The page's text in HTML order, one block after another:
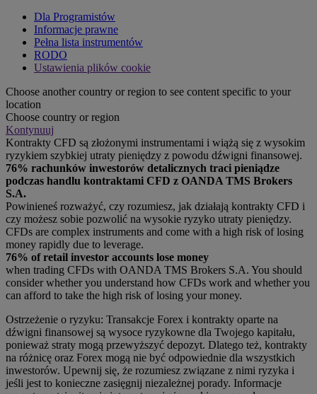
Dla Programistów
Informacje prawne
Pełna lista instrumentów
RODO
Ustawienia plików cookie
Choose another country or region to see content specific to your
location
Choose country or region
Kontynuuj
Kontrakty CFD są złożonymi instrumentami i wiążą się z wysokim
ryzykiem szybkiej utraty pieniędzy z powodu dźwigni finansowej.
76% rachunków inwestorów detalicznych traci pieniądze
podczas handlu kontraktami CFD z OANDA TMS Brokers
S.A.
Powinieneś rozważyć, czy rozumiesz, jak działają kontrakty CFD i
czy możesz sobie pozwolić na wysokie ryzyko utraty pieniędzy.
CFDs are complex instruments and come with a high risk of losing
money rapidly due to leverage.
76% of retail investor accounts lose money
when trading CFDs with OANDA TMS Brokers S.A. You should
consider whether you understand how CFDs work and whether you
can afford to take the high risk of losing your money.
Ostrzeżenie o ryzyku: Transakcje Forex i kontrakty oparte na
dźwigni finansowej są wysoce ryzykowne dla Twojego kapitału,
ponieważ straty mogą przewyższyć depozyt. Dlatego też, kontrakty
na różnicę oraz Forex mogą nie być odpowiednie dla wszystkich
inwestorów. Upewnij się, że rozumiesz związane z nimi ryzyka i
jeśli jest to konieczne zasięgnij niezależnej porady. Informacje